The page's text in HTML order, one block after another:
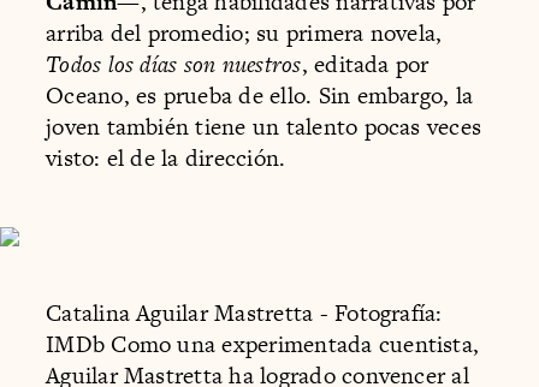
arriba del promedio; su primera novela,
Todos los días son nuestros, editada por
Oceano, es prueba de ello. Sin embargo, la
joven también tiene un talento pocas veces
visto: el de la dirección.
Catalina Aguilar Mastretta - Fotografía:
IMDb Como una experimentada cuentista,
Aguilar Mastretta ha logrado convencer al